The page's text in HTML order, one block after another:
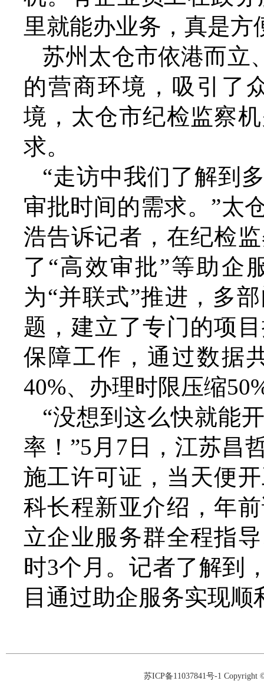
里就能办业务，真是方
苏州太仓市依港而立
的营商环境，吸引了
境，太仓市纪检监察
求。
“走访中我们了解到
审批时间的需求。”太
浩告诉记者，在纪检
了“高效审批”等助企
为“并联式”推进，多
题，建立了专门的项
保障工作，通过数据
40%、办理时限压缩
“没想到这么快就能
率！”5月7日，江苏昌
施工许可证，当天便
科长程新亚介绍，年
立企业服务群全程指
时3个月。记者了解到
目通过助企服务实现顺
苏ICP备11037841号-1 Copyright